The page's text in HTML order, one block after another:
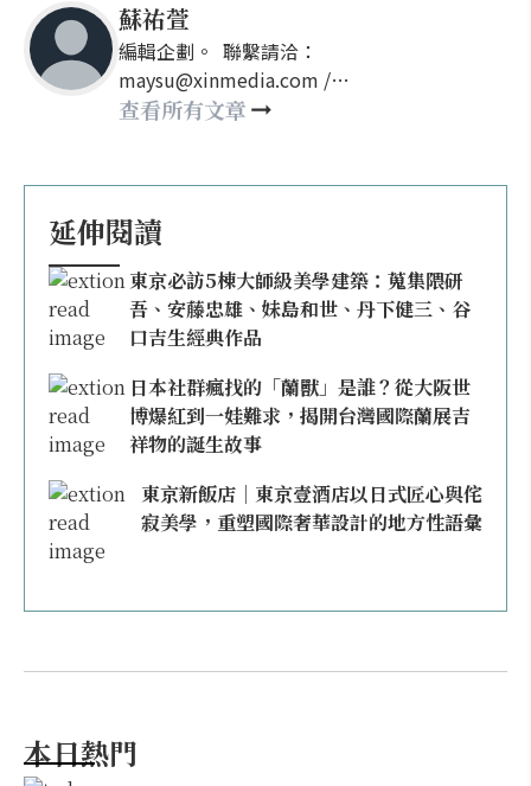
蘇祐萱
編輯企劃。 聯繫請洽：
maysu@xinmedia.com /
may860527@gmail.com
查看所有文章
延伸閱讀
東京必訪5棟大師級美學建築：蒐集隈研
吾、安藤忠雄、妹島和世、丹下健三、谷
口吉生經典作品
日本社群瘋找的「蘭獸」是誰？從大阪世
博爆紅到一娃難求，揭開台灣國際蘭展吉
祥物的誕生故事
東京新飯店｜東京壹酒店以日式匠心與侘
寂美學，重塑國際奢華設計的地方性語彙
本日熱門